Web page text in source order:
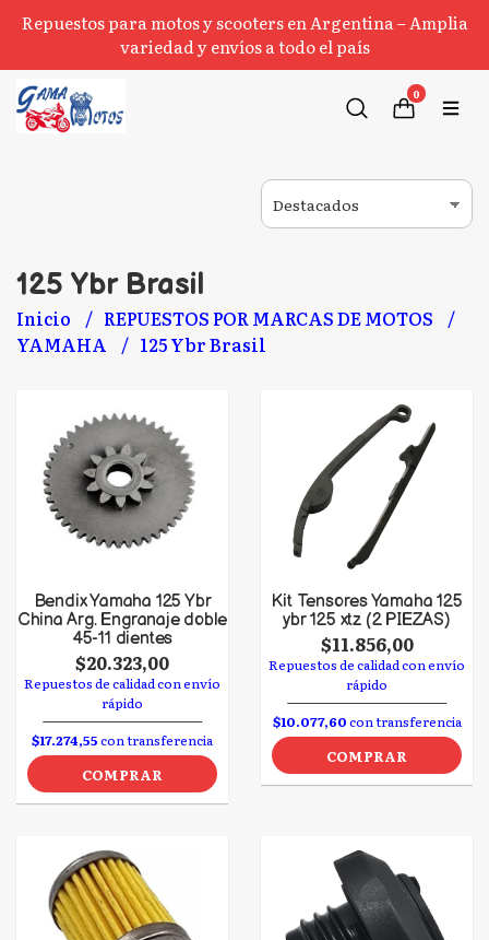
Repuestos para motos y scooters en Argentina – Amplia
variedad y envíos a todo el país
0
125 Ybr Brasil
Inicio
REPUESTOS POR MARCAS DE MOTOS
YAMAHA
125 Ybr Brasil
Bendix Yamaha 125 Ybr
China Arg. Engranaje doble
45-11 dientes
$20.323,00
Repuestos de calidad con envío
rápido
$17.274,55con transferencia
COMPRAR
Kit Tensores Yamaha 125
ybr 125 xtz (2 PIEZAS)
$11.856,00
Repuestos de calidad con envío
rápido
$10.077,60con transferencia
COMPRAR